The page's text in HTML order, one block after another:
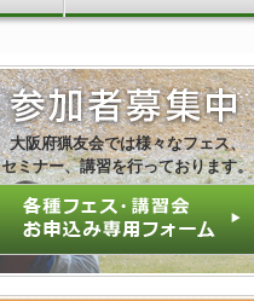
大阪府猟友会では様々なフェス、
セミナー、講習を行っております。